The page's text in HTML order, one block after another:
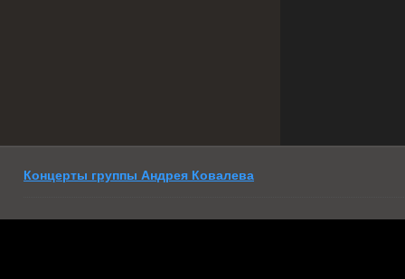
Концерты группы Андрея Ковалева